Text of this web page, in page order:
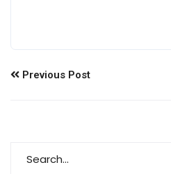
Previous Post